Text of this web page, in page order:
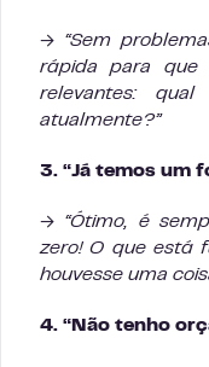
→ “Sem
rápida para que
relevantes:
atualmente?”
3. “Já temos um
→ “Ótimo, é
zero! O que está
houvesse uma
4. “Não tenho